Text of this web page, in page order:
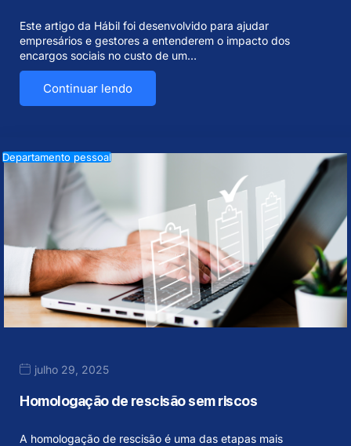
Este artigo da Hábil foi desenvolvido para ajudar
empresários e gestores a entenderem o impacto dos
encargos sociais no custo de um…
Continuar lendo
Departamento pessoal
julho 29, 2025
Homologação de rescisão sem riscos
A homologação de rescisão é uma das etapas mais